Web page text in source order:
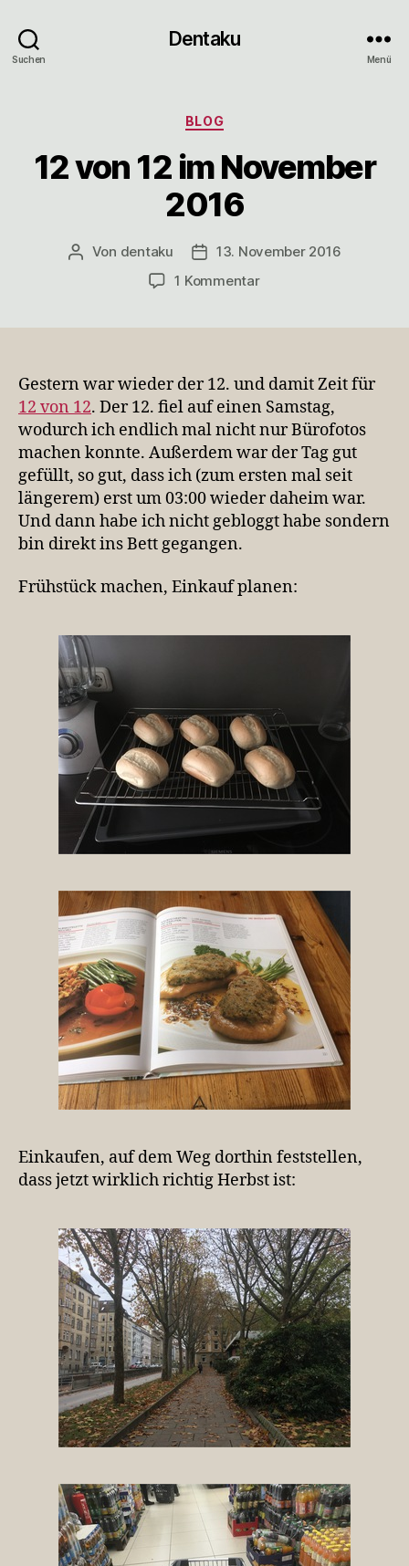
Suchen
Dentaku
Menü
Kategorien
BLOG
12 von 12 im November
2016
Beitragsautor
Von dentaku Veröffentlichungsdatum
13. November 2016
1 Kommentarzu
November
2016
Gestern war wieder der 12. und damit Zeit für
12 von 12. Der 12. fiel auf einen Samstag,
wodurch ich endlich mal nicht nur Bürofotos
machen konnte. Außerdem war der Tag gut
gefüllt, so gut, dass ich (zum ersten mal seit
längerem) erst um 03:00 wieder daheim war.
Und dann habe ich nicht gebloggt habe sondern
bin direkt ins Bett gegangen.
Frühstück machen, Einkauf planen:
Einkaufen, auf dem Weg dorthin feststellen,
dass jetzt wirklich richtig Herbst ist: